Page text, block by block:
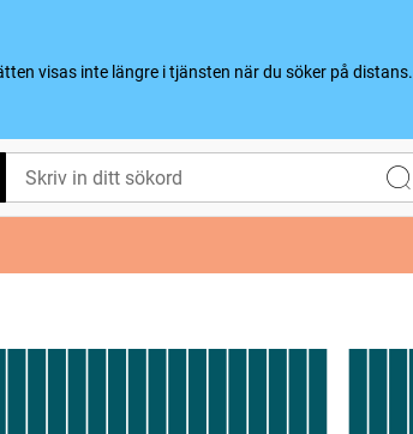
visas inte längre i tjänsten när du söker på distans.